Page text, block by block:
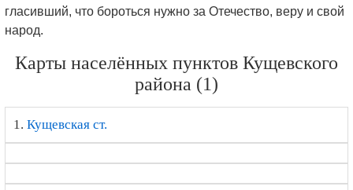
гласивший, что бороться нужно за Отечество, веру и свой
народ.
Карты населённых пунктов Кущевского
района (1)
1. Кущевская ст.